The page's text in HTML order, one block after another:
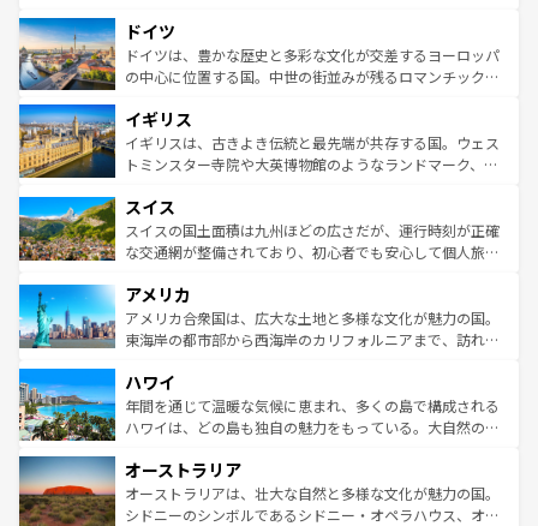
せる。地方によって風土や気候が異なるスペインはその個
性で訪れる人を魅了する。 なお、新着のスペイン情報は コ
ンテンツ一覧を参照してほしい。
で、幅広い魅力が詰まっている。華麗な宮殿、歴史的な大
聖堂、美しいビーチ、そして豊かな自然が、訪れる者を心
から魅了する。また、フランスは美食の国としても知ら
いる。シャンパンの発祥地であるランス、プロヴァンスの
香り高いラベンダー畑など、多彩な楽しみ方が可能だ。さ
らに、パリ以外の地域にも魅力が溢れており、どの街角に
れる地方に足を運ぶとそれぞれで全く異なる文化を体験で
きるだろう。 なお、新着のフランス情報はコンテンツ一覧
を参照してほしい。
ドイツ
ドイツは、豊かな歴史と多彩な文化が交差するヨーロッパ
の中心に位置する国。中世の街並みが残るロマンチック街
顔を持つこの国は、どこを歩いても飽きることがない。ベ
ルリンの文化的活気、バイエルン州のアルプスの絶景、そ
してライン川沿いのワイン畑といった風景は必見。ビール
は、お酒好きな人にはぜひ体験してほしい。 なお、新着の
ドイツ情報はコンテンツ一覧を参照してほしい。
イギリス
イギリスは、古きよき伝統と最先端が共存する国。ウェス
トミンスター寺院や大英博物館のようなランドマーク、歴
リアごとに異なる魅力がある。また、優雅なアフタヌーン
ティー、ビール好きにはたまらない英国パブ、サッカー観
戦など、本場だからこそできる体験も豊富。イギリスを旅
ンツ一覧を参照してほしい。
スイス
スイスの国土面積は九州ほどの広さだが、運行時刻が正確
な交通網が整備されており、初心者でも安心して個人旅行
の建物がそのまま残る町や、スイスならではのユニークな
博物館もあり、アルプス観光だけでなく町歩きも満喫する
ことができる。国民の所得が高いため物価も高いが、旅行
ば市内交通費無料で観光を楽しむこともできる。 なお、新
着のスイス情報はコンテンツ一覧 を参照してほしい。
アメリカ
アメリカ合衆国は、広大な土地と多様な文化が魅力の国。
東海岸の都市部から西海岸のカリフォルニアまで、訪れる
のような巨大都市は、観光、ショッピング、エンターテイ
ンメントが詰まった刺激的なスポットだ。一方、アメリカ
西部には大自然が広がり、グランドキャニオンやイエロー
部のニューオーリンズでは、音楽と美食が融合した独特の
文化が魅力。旅行者はアメリカの各地域で異なる魅力を楽
しみながら、その多様性と豊かな歴史を感じることができ
ハワイ
年間を通じて温暖な気候に恵まれ、多くの島で構成される
ハワイは、どの島も独自の魅力をもっている。大自然の神
ワイ島は見逃せない。また、定番の観光地といえばオアフ
島だが、静かな自然を求めるならマウイ島やカウアイ島が
おすすめ。エメラルドグリーンに輝く海をはじめ、豊かな
オーストラリア
オーストラリアは、壮大な自然と多様な文化が魅力の国。
シドニーのシンボルであるシドニー・オペラハウス、オー